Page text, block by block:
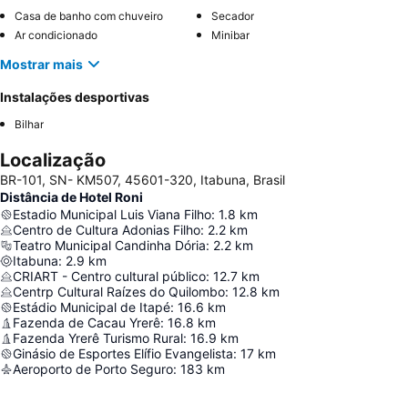
Casa de banho com chuveiro
Secador
Ar condicionado
Minibar
Mostrar mais
Instalações desportivas
Bilhar
Localização
BR-101, SN- KM507, 45601-320, Itabuna, Brasil
Distância de Hotel Roni
Estadio Municipal Luis Viana Filho: 1.8 km
Centro de Cultura Adonias Filho: 2.2 km
Teatro Municipal Candinha Dória: 2.2 km
Itabuna: 2.9 km
CRIART - Centro cultural público: 12.7 km
Centrp Cultural Raízes do Quilombo: 12.8 km
Estádio Municipal de Itapé: 16.6 km
Fazenda de Cacau Yrerê: 16.8 km
Fazenda Yrerê Turismo Rural: 16.9 km
Ginásio de Esportes Elífio Evangelista: 17 km
Aeroporto de Porto Seguro: 183 km